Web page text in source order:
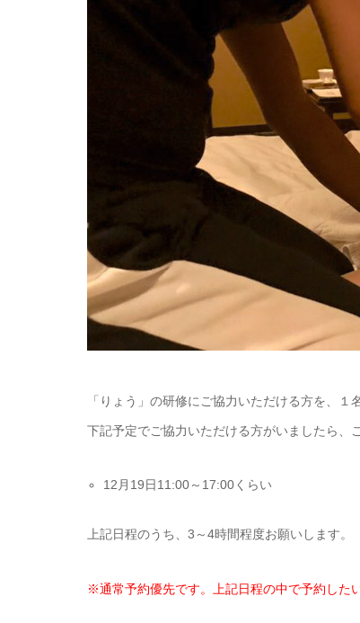
「りょう」の研修にご協力いただける方を、１
下記予定でご協力いただける方がいましたら、
12月19日11:00～17:00くらい
上記日程のうち、3～4時間程度お願いします。
※通常予約優先です。上記日程の中で予約した